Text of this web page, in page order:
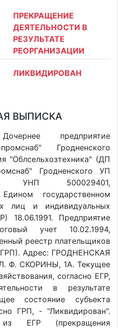
ПРЕКРАЩЕНИЕ
ДЕЯТЕЛЬНОСТИ В
РЕЗУЛЬТАТЕ
РЕОРГАНИЗАЦИИ
ЛИКВИДИРОВАН
ВЫПИСКА
предприятие
Гродненского
"Облсельхозтехника" (ДП
Гродненского УП
УНП 500029401,
государственном
лиц и индивидуальных
18.06.1991. Предприятие
учет 10.02.1994,
реестр плательщиков
Адрес: ГРОДНЕНСКАЯ
Ф. СКОРИНЫ, 1А. Текущее
согласно ЕГР,
в результате
состояние субъекта
ГРП, - "Ликвидирован".
ЕГР (прекращения